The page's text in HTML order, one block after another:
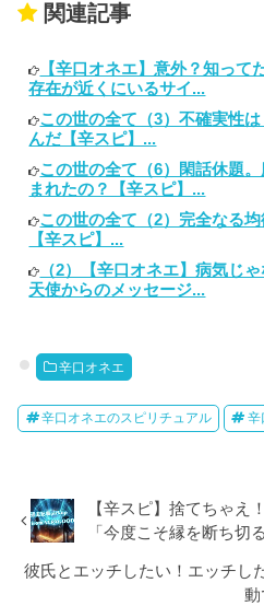
関連記事
【辛口オネエ】意外？知っ
存在が近くにいるサイ...
この世の全て（3）不確実性
んだ【辛スピ】...
この世の全て（6）閑話休題
まれたの？【辛スピ】...
この世の全て（2）完全なる
【辛スピ】...
（2）【辛口オネエ】病気じ
天使からのメッセージ...
辛口オネエ
辛口オネエのスピリチュアル 辛
【辛スピ】捨てちゃえ
「今度こそ縁を断ち切
彼氏とエッチしたい！エッチし
動